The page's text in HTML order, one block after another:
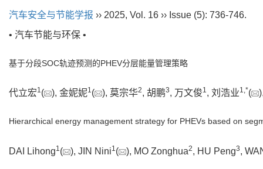
汽车安全与节能学报 ›› 2025, Vol. 16 ›› Issue (5): 736-746.
• 汽车节能与环保 •
基于分段SOC轨迹预测的PHEV分层能量管理策略
代立宏1( ), 金妮妮1( ), 莫宗华2, 胡鹏3, 万文俊1, 刘浩业1,*(
Hierarchical energy management strategy for PHEVs based on
DAI Lihong1 ( ), JIN Nini1 ( ), MO Zonghua2, HU Peng3,